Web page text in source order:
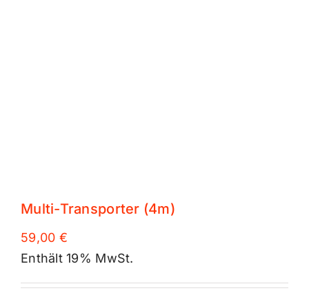
Multi-Transporter (4m)
59,00 €
Enthält 19% MwSt.